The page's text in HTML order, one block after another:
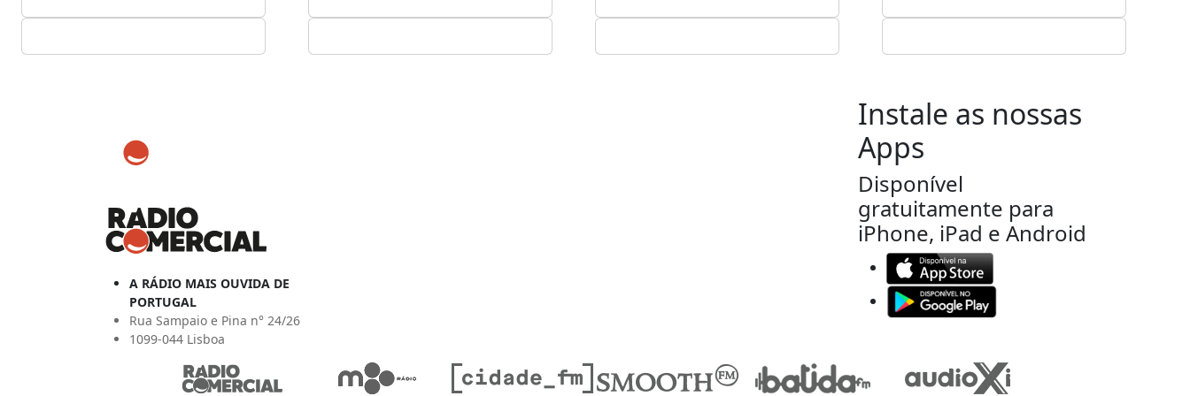
A RÁDIO MAIS OUVIDA DE
PORTUGAL
Rua Sampaio e Pina n° 24/26
1099-044 Lisboa
Instale as nossas
Apps
Disponível
gratuitamente para
iPhone, iPad e Android